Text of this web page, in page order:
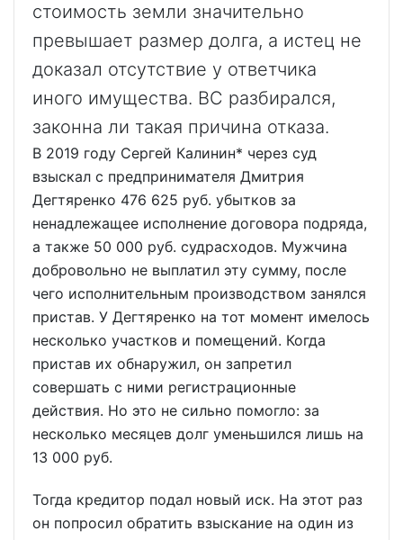
стоимость земли значительно
превышает размер долга, а истец не
доказал отсутствие у ответчика
иного имущества. ВС разбирался,
законна ли такая причина отказа.
В 2019 году Сергей Калинин* через суд
взыскал с предпринимателя Дмитрия
Дегтяренко 476 625 руб. убытков за
ненадлежащее исполнение договора подряда,
а также 50 000 руб. судрасходов. Мужчина
добровольно не выплатил эту сумму, после
чего исполнительным производством занялся
пристав. У Дегтяренко на тот момент имелось
несколько участков и помещений. Когда
пристав их обнаружил, он запретил
совершать с ними регистрационные
действия. Но это не сильно помогло: за
несколько месяцев долг уменьшился лишь на
13 000 руб.
Тогда кредитор подал новый иск. На этот раз
он попросил обратить взыскание на один из